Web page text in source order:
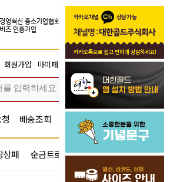
회원가입 마이페이지 주문조회 장바구니 0
배송조회 시안확인 기념문구예문
상패 순금트로피 순금기업반지